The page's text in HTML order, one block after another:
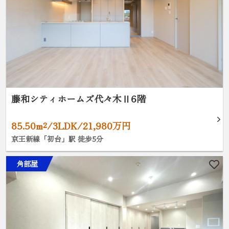
藤和シティホームズ代々木Ⅱ6階
85.50m²/3LDK/21,980万円
京王新線「初台」駅 徒歩5分
角部屋